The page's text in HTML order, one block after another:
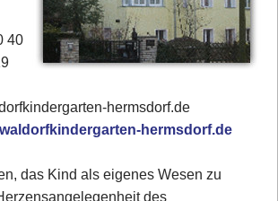
40
hermsdorf.de
hermsdorf.de
das Kind als eigenes Wesen zu